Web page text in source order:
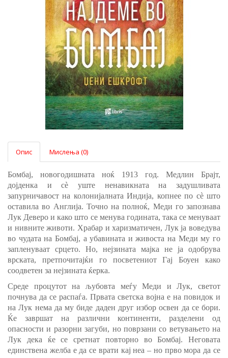
Опис Мислења (0)
Бомбај, новогодишната ноќ 1913 год. Медлин Брајт,
дојденка и сè уште ненавикната на задушливата
запурничавост на колонијалната Индија, копнее по сè што
оставила во Англија. Точно на полноќ, Меди го запознава
Лук Деверо и како што се менува годината, така се менуваат
и нивните животи. Храбар и харизматичен, Лук ја воведува
во чудата на Бомбај, а убавината и живоста на Меди му го
запленуваат срцето. Но, нејзината мајка не ја одобрува
врската, претпочитајќи го посветениот Гај Боуен како
соодветен за нејзината ќерка.
Среде процутот на љубовта меѓу Меди и Лук, светот
почнува да се распаѓа. Првата светска војна е на повидок и
на Лук нема да му биде даден друг избор освен да се бори.
Ќе завршат на различни континенти, разделени од
опасности и разорни загуби, но поврзани со ветувањето на
Лук дека ќе се сретнат повторно во Бомбај. Неговата
единствена желба е да се врати кај неа – но прво мора да се